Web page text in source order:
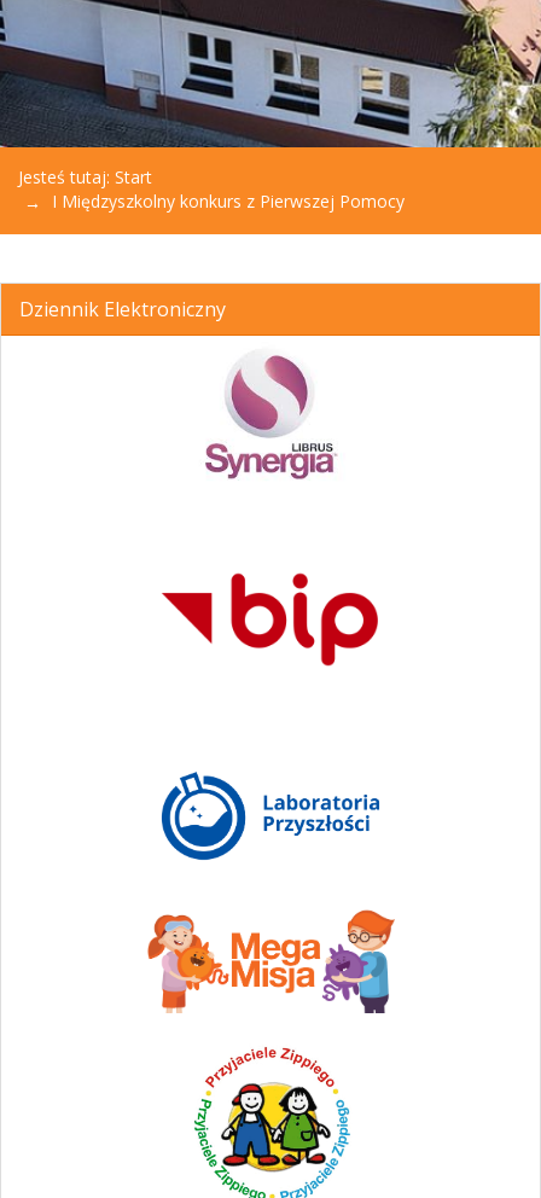
Jesteś tutaj: Start
I Międzyszkolny konkurs z Pierwszej Pomocy
Dziennik Elektroniczny